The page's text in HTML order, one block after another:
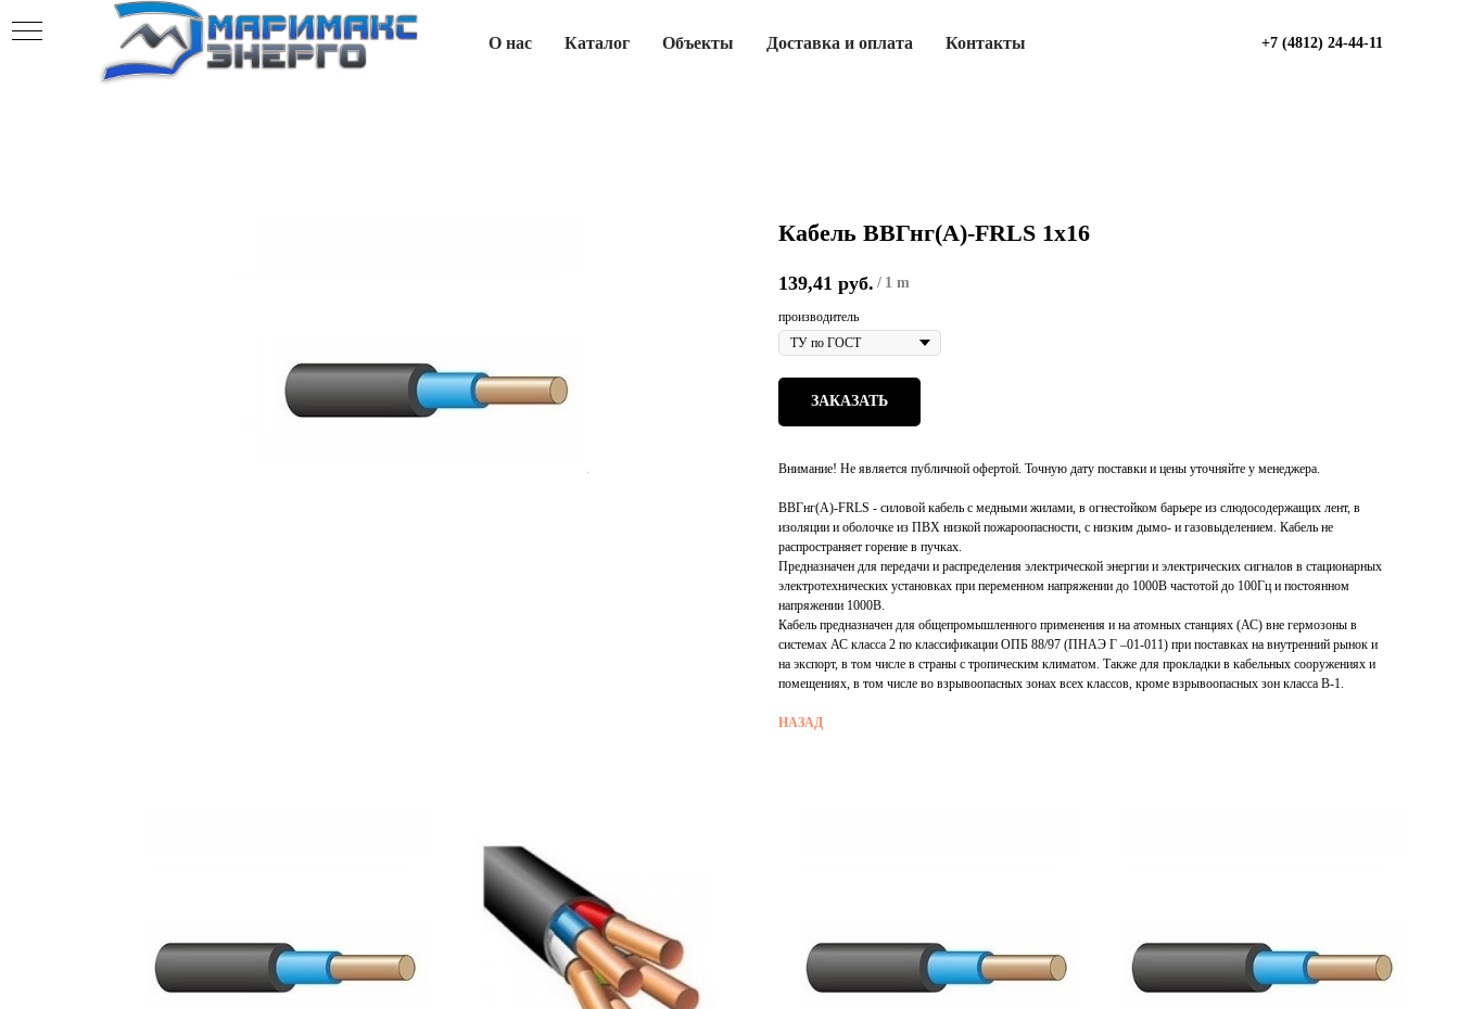
О нас Каталог Объекты Доставка и оплата Контакты +7 (4812) 24-44-11
Кабель ВВГнг(А)-FRLS 1х16
139,41 руб. / 1 m
производитель
ЗАКАЗАТЬ
Внимание! Не является публичной офертой. Точную дату поставки и цены уточняйте у менеджера.
ВВГнг(А)-FRLS - силовой кабель с медными жилами, в огнестойком барьере из слюдосодержащих лент, в
изоляции и оболочке из ПВХ низкой пожароопасности, с низким дымо- и газовыделением. Кабель не
распространяет горение в пучках.
Предназначен для передачи и распределения электрической энергии и электрических сигналов в стационарных
электротехнических установках при переменном напряжении до 1000В частотой до 100Гц и постоянном
напряжении 1000В.
Кабель предназначен для общепромышленного применения и на атомных станциях (АС) вне гермозоны в
системах АС класса 2 по классификации ОПБ 88/97 (ПНАЭ Г –01-011) при поставках на внутренний рынок и
на экспорт, в том числе в страны с тропическим климатом. Также для прокладки в кабельных сооружениях и
помещениях, в том числе во взрывоопасных зонах всех классов, кроме взрывоопасных зон класса В-1.
НАЗАД